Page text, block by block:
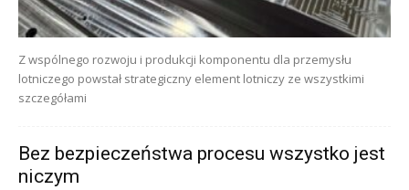
Z wspólnego rozwoju i produkcji komponentu dla przemysłu
lotniczego powstał strategiczny element lotniczy ze wszystkimi
szczegółami
Bez bezpieczeństwa procesu wszystko jest
niczym